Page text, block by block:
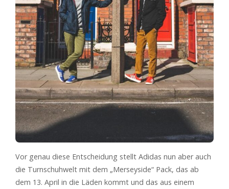
Vor genau diese Entscheidung stellt Adidas nun aber auch
die Turnschuhwelt mit dem „Merseyside“ Pack, das ab
dem 13. April in die Läden kommt und das aus einem